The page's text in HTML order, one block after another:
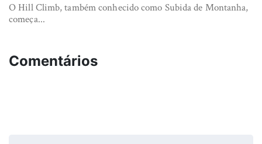
O Hill Climb, também conhecido como Subida de Montanha,
começa...
Comentários